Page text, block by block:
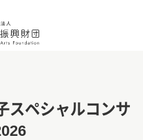
スペシャルコンサ